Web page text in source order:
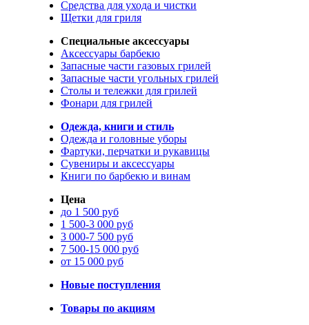
Средства для ухода и чистки
Щетки для гриля
Специальные аксессуары
Аксессуары барбекю
Запасные части газовых грилей
Запасные части угольных грилей
Столы и тележки для грилей
Фонари для грилей
Одежда, книги и стиль
Одежда и головные уборы
Фартуки, перчатки и рукавицы
Сувениры и аксессуары
Книги по барбекю и винам
Цена
до 1 500 руб
1 500-3 000 руб
3 000-7 500 руб
7 500-15 000 руб
от 15 000 руб
Новые поступления
Товары по акциям